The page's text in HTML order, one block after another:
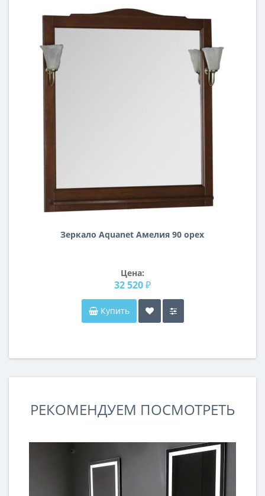
Зеркало Aquanet Амелия 90 орех
Цена:
32 520 ₽
Купить
РЕКОМЕНДУЕМ ПОСМОТРЕТЬ